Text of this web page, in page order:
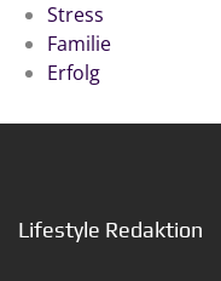
Stress
Familie
Erfolg
Lifestyle Redaktion